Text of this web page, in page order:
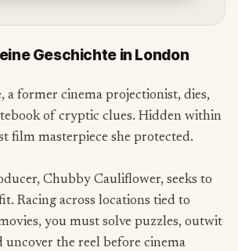
Geschichte in London
a former cinema projectionist, dies,
of cryptic clues. Hidden within
film masterpiece she protected.
Chubby Cauliflower, seeks to
Racing across locations tied to
movies, you must solve puzzles, outwit
uncover the reel before cinema